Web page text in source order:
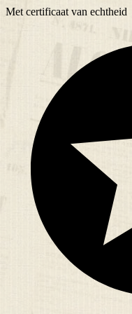
Met certificaat van echtheid